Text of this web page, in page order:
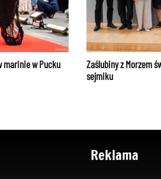
marinie w Pucku
Zaślubiny z Morzem
sejmiku
Reklama